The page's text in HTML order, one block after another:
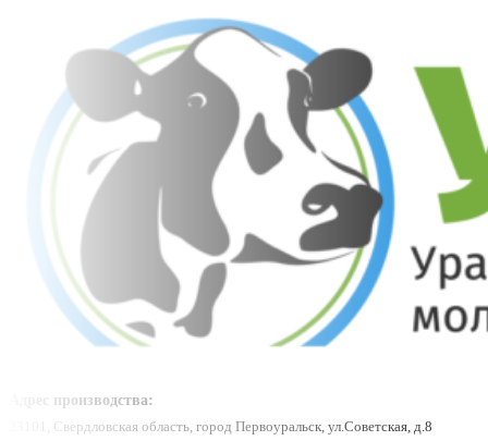
Адрес производства:
23101, Свердловская область, город Первоуральск, ул.Советская, д.8